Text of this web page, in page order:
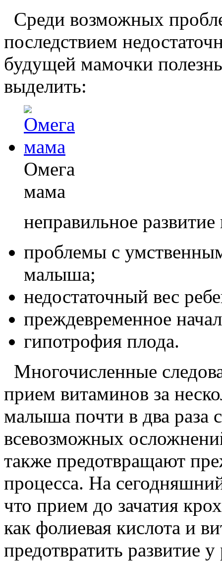
Среди возможных
последствием
будущей мамочки
выделить:
Омега
мама
неправильное развитие
проблемы с
малыша;
недостаточный вес
преждевременное
гипотрофия плода.
Многочисленные
прием витаминов за
малыша почти в два раза
всевозможных
также предотвращают
процесса. На
что прием до зачатия
как фолиевая кислота и
предотвратить развитие